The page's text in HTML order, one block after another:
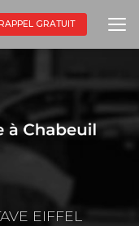
RAPPEL GRATUIT
EIFFEL